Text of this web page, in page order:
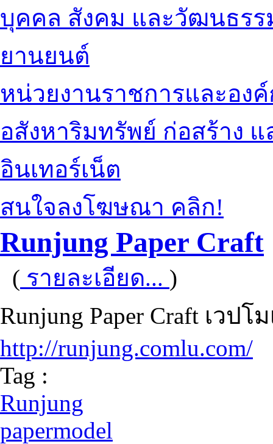
บุคคล สังคม และวัฒนธรร
ยานยนต์
หน่วยงานราชการและอง
อสังหาริมทรัพย์ ก่อสร้าง
อินเทอร์เน็ต
สนใจลงโฆษณา คลิก!
Runjung Paper Craft
( รายละเอียด... )
Runjung Paper Craft เว
http://runjung.comlu.com/
Tag :
Runjung
papermodel